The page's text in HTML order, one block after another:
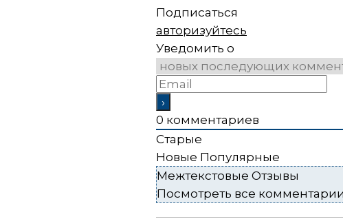
Подписаться
авторизуйтесь
Уведомить о
0 комментариев
Старые
Новые Популярные
Межтекстовые Отзывы
Посмотреть все комментарии